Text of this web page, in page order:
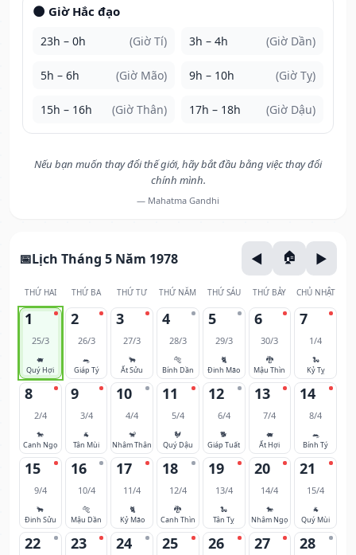
🌑 Giờ Hắc đạo
23h – 0h (Giờ Tí) 3h – 4h (Giờ Dần)
5h – 6h (Giờ Mão) 9h – 10h (Giờ Tỵ)
15h – 16h (Giờ Thân) 17h – 18h (Giờ Dậu)
Nếu bạn muốn thay đổi thế giới, hãy bắt đầu bằng việc thay đổi
chính mình.
— Mahatma Gandhi
Lịch Tháng 5 Năm 1978
THỨ HAI THỨ BA THỨ TƯ THỨ NĂM THỨ SÁU THỨ BẢY CHỦ NHẬT
1
25/3
🐖
Quý Hợi
2
26/3
🐀
Giáp Tý
3
27/3
🐂
Ất Sửu
4
28/3
🐅
Bính Dần
5
29/3
🐈
Đinh Mão
6
30/3
🐉
Mậu Thìn
7
1/4
🐍
Kỷ Tỵ
8
2/4
🐎
Canh Ngọ
9
3/4
🐐
Tân Mùi
10
4/4
🐒
Nhâm Thân
11
5/4
🐓
Quý Dậu
12
6/4
🐕
Giáp Tuất
13
7/4
🐖
Ất Hợi
14
8/4
🐀
Bính Tý
15
9/4
🐂
Đinh Sửu
16
10/4
🐅
Mậu Dần
17
11/4
🐈
Kỷ Mão
18
12/4
🐉
Canh Thìn
19
13/4
🐍
Tân Tỵ
20
14/4
🐎
Nhâm Ngọ
21
15/4
🐐
Quý Mùi
22 23 24 25 26 27 28